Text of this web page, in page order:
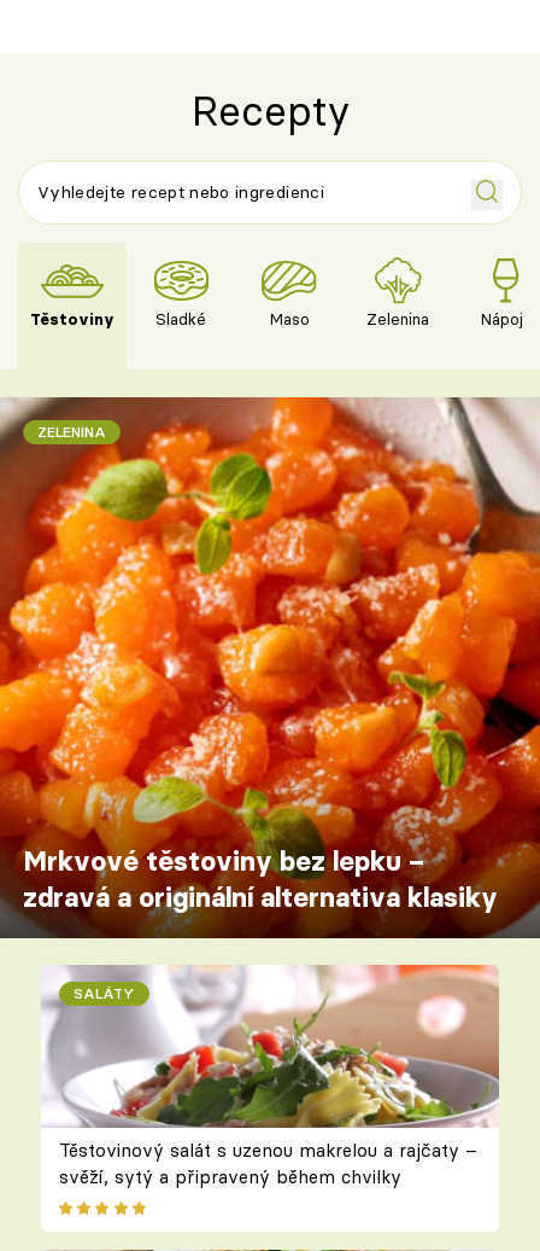
Recepty
Těstoviny Sladké Maso Zelenina Nápoje
ZELENINA
Mrkvové těstoviny bez lepku –
zdravá a originální alternativa klasiky
SALÁTY
Těstovinový salát s uzenou makrelou a rajčaty –
svěží, sytý a připravený během chvilky